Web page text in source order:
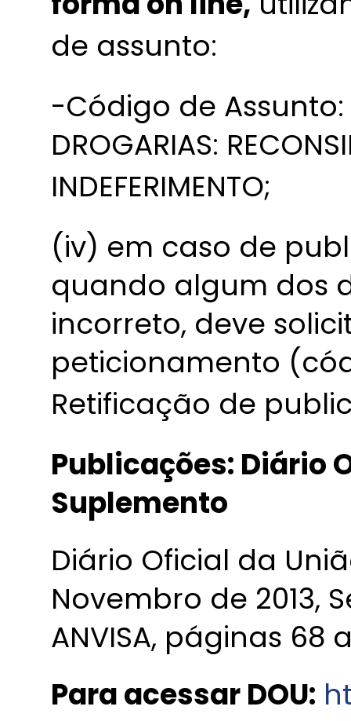
de assunto:
-Código de Assunto:
DROGARIAS:
INDEFERIMENTO;
(iv) em caso de
quando algum dos
incorreto, deve
peticionamento
Retificação de
Publicações: Diário
Suplemento
Diário Oficial da
Novembro de 2013,
ANVISA, páginas 68 a
Para acessar DOU: